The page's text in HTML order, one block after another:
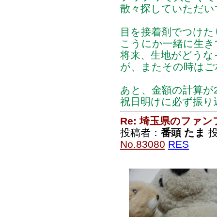
散々探していただ
目を接着剤でつけ
こうにか一緒に生
将来、生地がどう
が、またその時は
あと、金額の計算
祝日明けに必ず振
Re: 埼玉県のファン
投稿者： 番頭 たま
No.83080 RES